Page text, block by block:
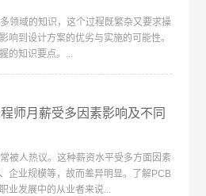
领域的知识，这个过程既繁杂又要求操
响到设计方案的优劣与实施的可能性。
的知识要点。...
师月薪受多因素影响及不同
被人热议。这种薪资水平受多方面因素
企业规模等，故而差异明显。了解PCB
业发展中的从业者来说...